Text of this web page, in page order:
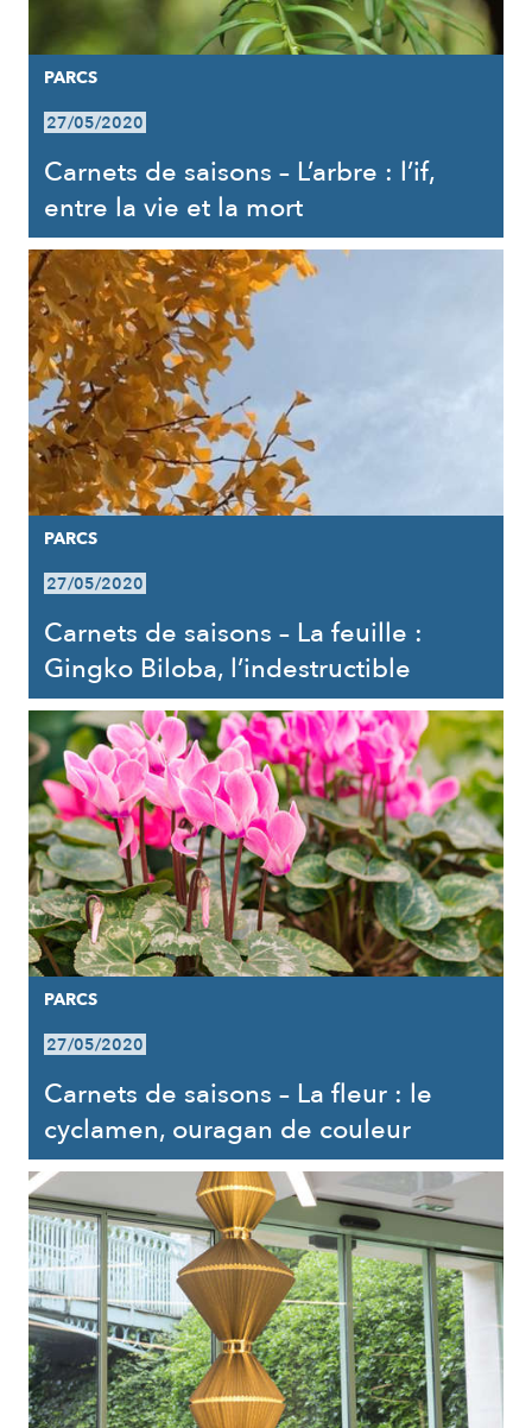
PARCS
27/05/2020
Carnets de saisons – L’arbre : l’if,
entre la vie et la mort
PARCS
27/05/2020
Carnets de saisons – La feuille :
Gingko Biloba, l’indestructible
PARCS
27/05/2020
Carnets de saisons – La fleur : le
cyclamen, ouragan de couleur